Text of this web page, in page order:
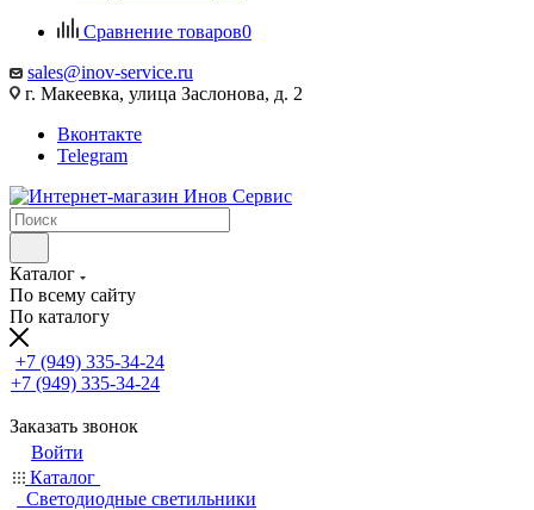
Сравнение товаров0
sales@inov-service.ru
г. Макеевка, улица Заслонова, д. 2
Вконтакте
Telegram
Каталог
По всему сайту
По каталогу
+7 (949) 335-34-24
+7 (949) 335-34-24
Заказать звонок
Войти
Каталог
Светодиодные светильники